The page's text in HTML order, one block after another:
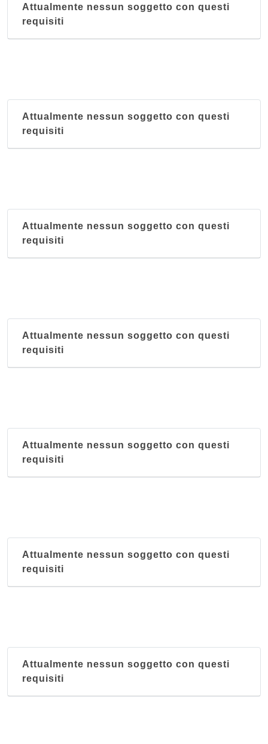
Attualmente nessun soggetto con questi
requisiti
Attualmente nessun soggetto con questi
requisiti
Attualmente nessun soggetto con questi
requisiti
Attualmente nessun soggetto con questi
requisiti
Attualmente nessun soggetto con questi
requisiti
Attualmente nessun soggetto con questi
requisiti
Attualmente nessun soggetto con questi
requisiti